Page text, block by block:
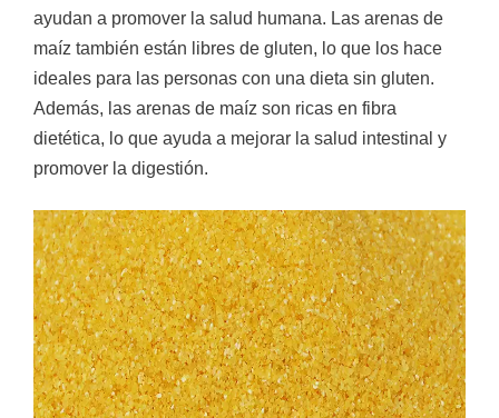
ayudan a promover la salud humana. Las arenas de
maíz también están libres de gluten, lo que los hace
ideales para las personas con una dieta sin gluten.
Además, las arenas de maíz son ricas en fibra
dietética, lo que ayuda a mejorar la salud intestinal y
promover la digestión.